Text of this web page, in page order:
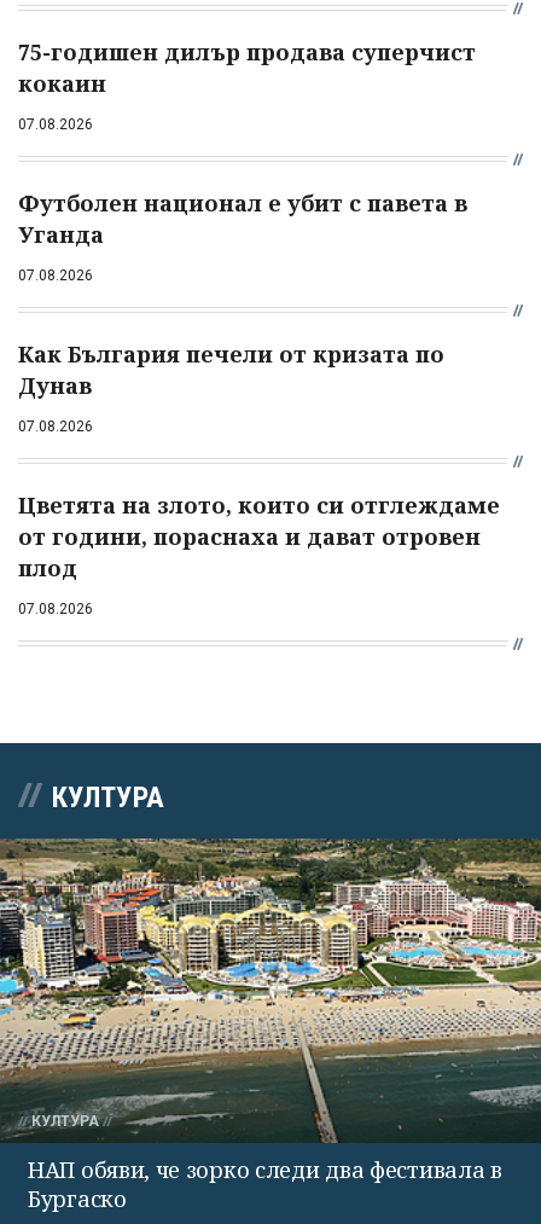
75-годишен дилър продава суперчист
кокаин
07.08.2026
Футболен национал е убит с павета в
Уганда
07.08.2026
Как България печели от кризата по
Дунав
07.08.2026
Цветята на злото, които си отглеждаме
от години, пораснаха и дават отровен
плод
07.08.2026
КУЛТУРА
КУЛТУРА
НАП обяви, че зорко следи два фестивала в
Бургаско